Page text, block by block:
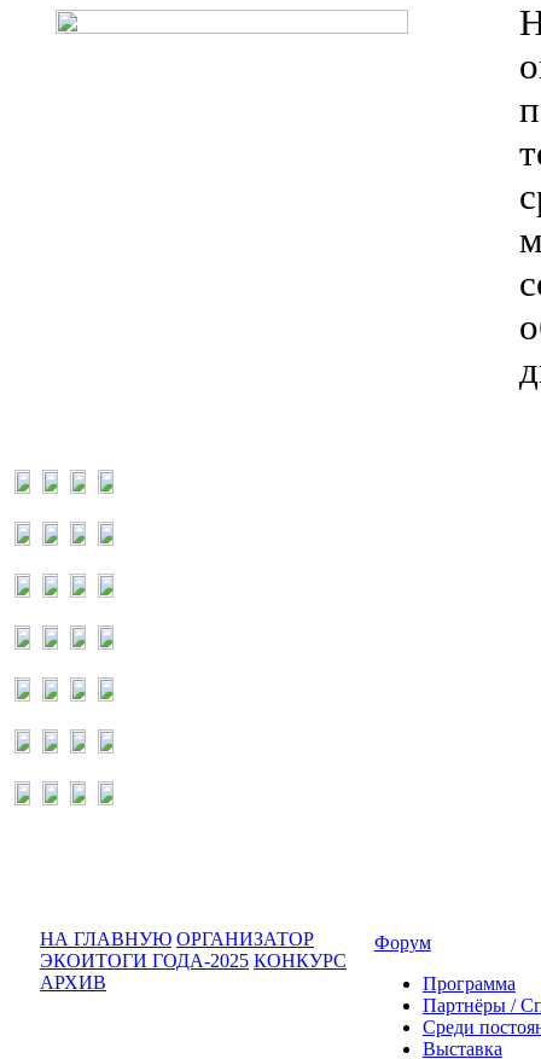
НА ГЛАВНУЮ ОРГАНИЗАТОР
ЭКОИТОГИ ГОДА-2025 КОНКУРС
АРХИВ
Форум
Программа
Партнёры /
Среди
Выставка